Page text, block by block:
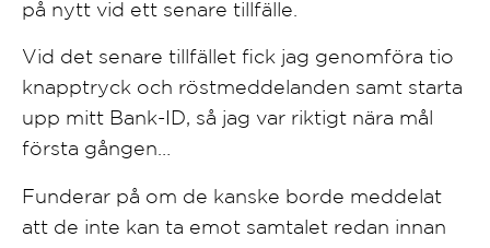
på nytt vid ett senare tillfälle.
Vid det senare tillfället fick jag genomföra tio
knapptryck och röstmeddelanden samt starta
upp mitt Bank-ID, så jag var riktigt nära mål
första gången…
Funderar på om de kanske borde meddelat
att de inte kan ta emot samtalet redan innan